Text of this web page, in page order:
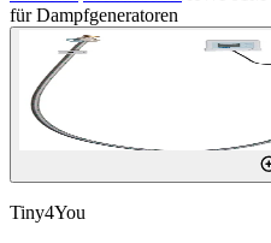
für Dampfgeneratoren
Tiny4You